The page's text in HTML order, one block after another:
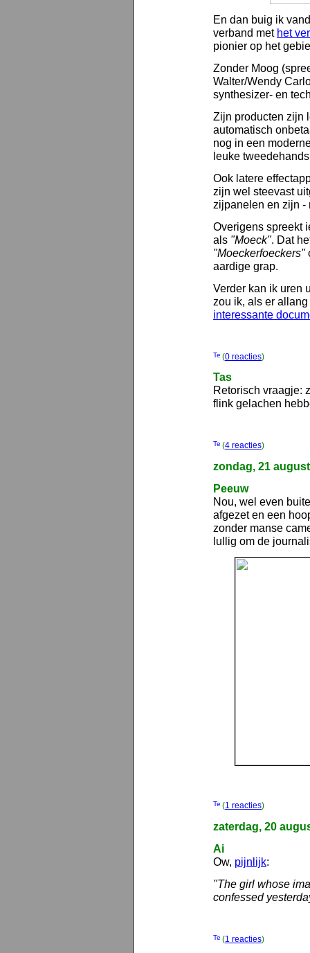
En dan buig ik
verband met het
pionier op het
Zonder Moog
Walter/Wendy
synthesizer- en
Zijn producten zijn
automatisch
nog in een
leuke
Ook latere
zijn wel steevast
zijpanelen en zijn -
Overigens spreekt
als "Moeck". Dat
"Moeckerfoeckers"
aardige grap.
Verder kan ik uren
zou ik, als er allang
interessante
(0 reacties)
Tas
Retorisch vraagje:
flink gelachen
(4 reacties)
zondag, 21
Peeuw
Nou, wel even
afgezet en een
zonder manse
lullig om de
(1 reacties)
zaterdag, 20
Ai
Ow, pijnlijk:
"The girl whose
confessed
(1 reacties)